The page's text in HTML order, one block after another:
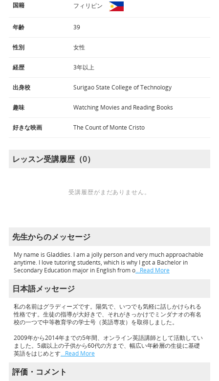
国籍 フィリピン
年齢 39
性別 女性
経歴 3年以上
出身校 Surigao State College of Technology
趣味 Watching Movies and Reading Books
好きな映画 The Count of Monte Cristo
レッスン受講履歴（0）
受講履歴がまだありません。
先生からのメッセージ
My name is Gladdies. I am a jolly person and very much approachable
anytime. I love tutoring students, which is why I got a Bachelor in
Secondary Education major in English from o…Read More
日本語メッセージ
私の名前はグラディーズです。陽気で、いつでも気軽に話しかけられる
性格です。生徒の指導が大好きで、それがきっかけでミンダナオの有名
校の一つで中等教育学の学士号（英語専攻）を取得しました。
2009年から2014年までの5年間、オンライン英語講師として活動してい
ました。5歳以上の子供から60代の方まで、幅広い年齢層の生徒に基礎
英語をはじめとす…Read More
評価・コメント